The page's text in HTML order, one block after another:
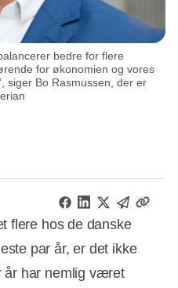
bedre for flere
for økonomien og vores
siger Bo Rasmussen, der er
flere hos de danske
par år, er det ikke
år har nemlig været